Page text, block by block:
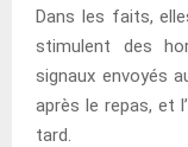
Dans les faits,
stimulent des
signaux envoyés
après le repas, et
tard.